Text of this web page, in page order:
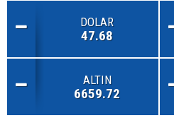
DOLAR
47.68
ALTIN
6659.72